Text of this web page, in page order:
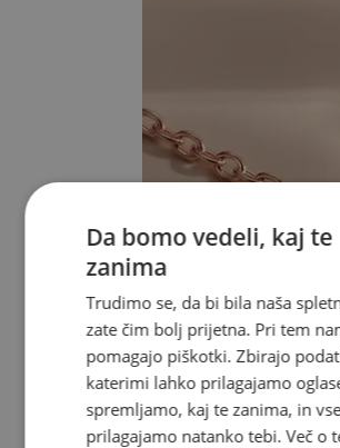
Da bomo vedeli, kaj te
zanima
Trudimo se, da bi bila naša
zate čim bolj prijetna. Pri tem
pomagajo piškotki. Zbirajo
katerimi lahko prilagajamo
spremljamo, kaj te zanima, in
prilagajamo natanko tebi. Več o